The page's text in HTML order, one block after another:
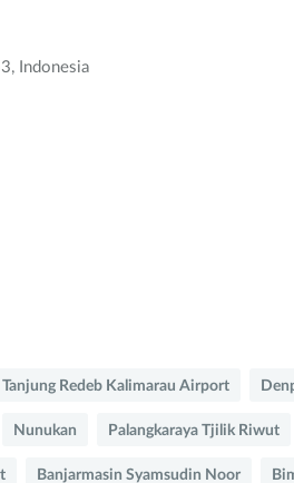
Indonesia
Tanjung Redeb Kalimarau Airport
Nunukan Palangkaraya Tjilik Riwut
Banjarmasin Syamsudin Noor